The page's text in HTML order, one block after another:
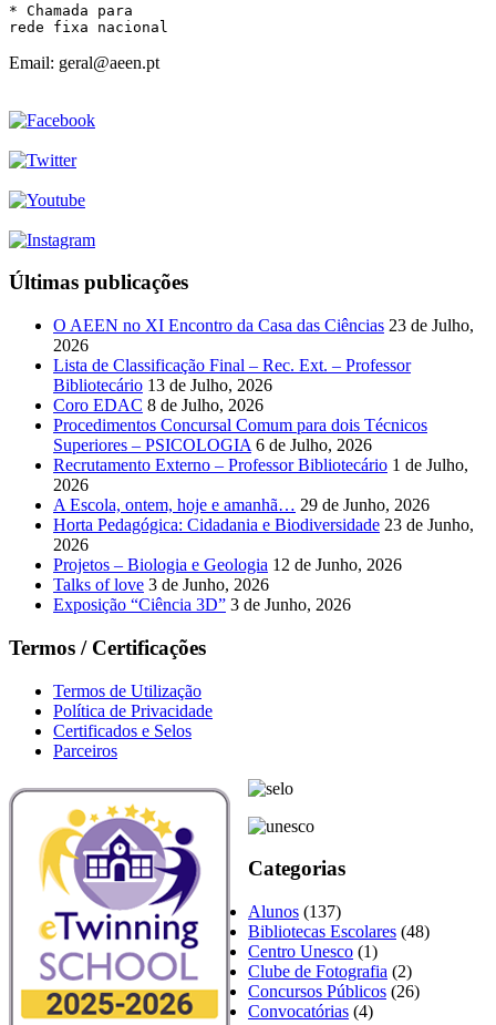
* Chamada para
rede fixa nacional
Email: geral@aeen.pt
Últimas publicações
O AEEN no XI Encontro da Casa das Ciências 23 de Julho,
2026
Lista de Classificação Final – Rec. Ext. – Professor
Bibliotecário 13 de Julho, 2026
Coro EDAC 8 de Julho, 2026
Procedimentos Concursal Comum para dois Técnicos
Superiores – PSICOLOGIA 6 de Julho, 2026
Recrutamento Externo – Professor Bibliotecário 1 de Julho,
2026
A Escola, ontem, hoje e amanhã… 29 de Junho, 2026
Horta Pedagógica: Cidadania e Biodiversidade 23 de Junho,
2026
Projetos – Biologia e Geologia 12 de Junho, 2026
Talks of love 3 de Junho, 2026
Exposição “Ciência 3D” 3 de Junho, 2026
Termos / Certificações
Termos de Utilização
Política de Privacidade
Certificados e Selos
Parceiros
Categorias
Alunos (137)
Bibliotecas Escolares (48)
Centro Unesco (1)
Clube de Fotografia (2)
Concursos Públicos (26)
Convocatórias (4)